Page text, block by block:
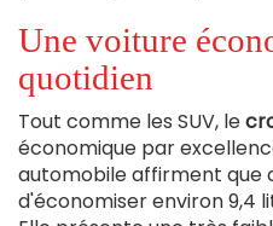
Une voiture
quotidien
Tout comme les SUV, le
économique par
automobile affirment
d'économiser environ 9,4